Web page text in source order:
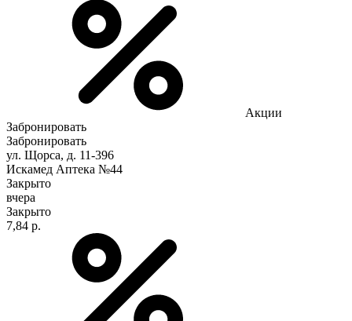
Акции
Забронировать
Забронировать
ул. Щорса, д. 11-396
Искамед Аптека №44
Закрыто
вчера
Закрыто
7,84 р.